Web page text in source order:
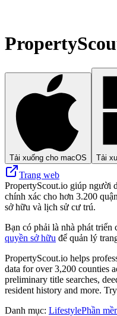
Tải xuống cho macOS Tải
Trang web
PropertyScout.io giúp người
chính xác cho hơn 3.200
sở hữu và lịch sử cư trú.
Bạn có phải là nhà phát triển
quyền sở hữu để quản lý
PropertyScout.io helps
data for over 3,200 counties
preliminary title searches,
resident history and more.
Danh mục: LifestylePhần